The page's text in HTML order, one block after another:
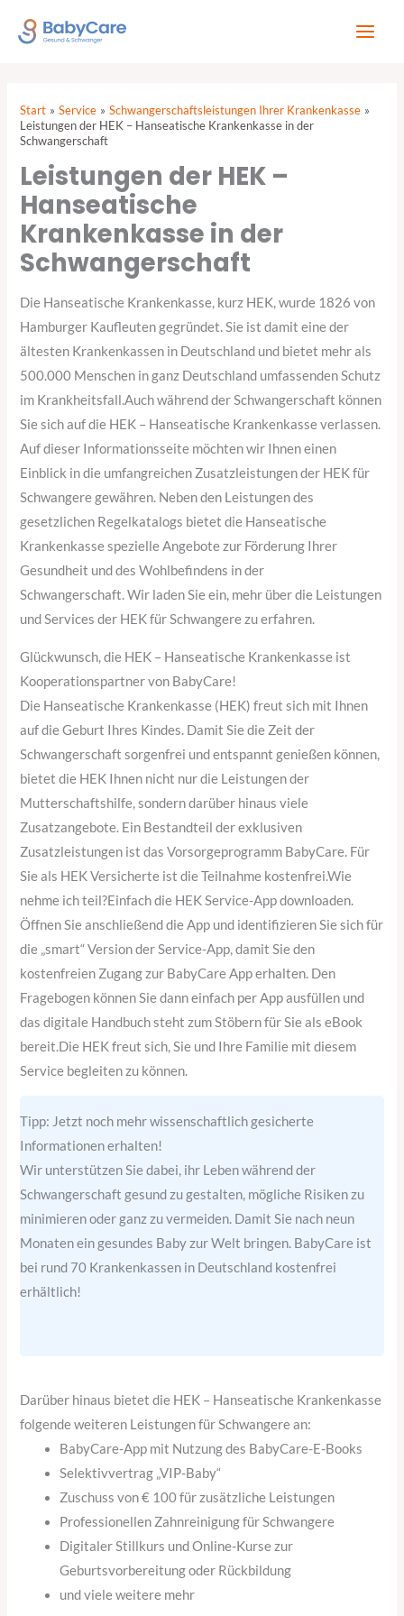
Inhalt
Start Service
Schwangerschaftsleistungen Ihrer Krankenkasse
Leistungen der HEK – Hanseatische Krankenkasse in der
Schwangerschaft
Leistungen der HEK –
Hanseatische
Krankenkasse in der
Schwangerschaft
Die Hanseatische Krankenkasse, kurz HEK, wurde 1826 von
Hamburger Kaufleuten gegründet. Sie ist damit eine der
ältesten Krankenkassen in Deutschland und bietet mehr als
500.000 Menschen in ganz Deutschland umfassenden Schutz
im Krankheitsfall.Auch während der Schwangerschaft können
Sie sich auf die HEK – Hanseatische Krankenkasse verlassen.
Auf dieser Informationsseite möchten wir Ihnen einen
Einblick in die umfangreichen Zusatzleistungen der HEK für
Schwangere gewähren. Neben den Leistungen des
gesetzlichen Regelkatalogs bietet die Hanseatische
Krankenkasse spezielle Angebote zur Förderung Ihrer
Gesundheit und des Wohlbefindens in der
Schwangerschaft. Wir laden Sie ein, mehr über die Leistungen
und Services der HEK für Schwangere zu erfahren.
Glückwunsch, die HEK – Hanseatische Krankenkasse ist
Kooperationspartner von BabyCare!
Die Hanseatische Krankenkasse (HEK) freut sich mit Ihnen
auf die Geburt Ihres Kindes. Damit Sie die Zeit der
Schwangerschaft sorgenfrei und entspannt genießen können,
bietet die HEK Ihnen nicht nur die Leistungen der
Mutterschaftshilfe, sondern darüber hinaus viele
Zusatzangebote. Ein Bestandteil der exklusiven
Zusatzleistungen ist das Vorsorgeprogramm BabyCare. Für
Sie als HEK Versicherte ist die Teilnahme kostenfrei.Wie
nehme ich teil?Einfach die HEK Service-App downloaden.
Öffnen Sie anschließend die App und identifizieren Sie sich für
die „smart“ Version der Service-App, damit Sie den
kostenfreien Zugang zur BabyCare App erhalten. Den
Fragebogen können Sie dann einfach per App ausfüllen und
das digitale Handbuch steht zum Stöbern für Sie als eBook
bereit.Die HEK freut sich, Sie und Ihre Familie mit diesem
Service begleiten zu können.
Tipp: Jetzt noch mehr wissenschaftlich gesicherte
Informationen erhalten!
Wir unterstützen Sie dabei, ihr Leben während der
Schwangerschaft gesund zu gestalten, mögliche Risiken zu
minimieren oder ganz zu vermeiden. Damit Sie nach neun
Monaten ein gesundes Baby zur Welt bringen. BabyCare ist
bei rund 70 Krankenkassen in Deutschland kostenfrei
erhältlich!
Darüber hinaus bietet die HEK – Hanseatische Krankenkasse
folgende weiteren Leistungen für Schwangere an:
BabyCare-App mit Nutzung des BabyCare-E-Books
Selektivvertrag „VIP-Baby“
Zuschuss von € 100 für zusätzliche Leistungen
Professionellen Zahnreinigung für Schwangere
Digitaler Stillkurs und Online-Kurse zur
Geburtsvorbereitung oder Rückbildung
und viele weitere mehr